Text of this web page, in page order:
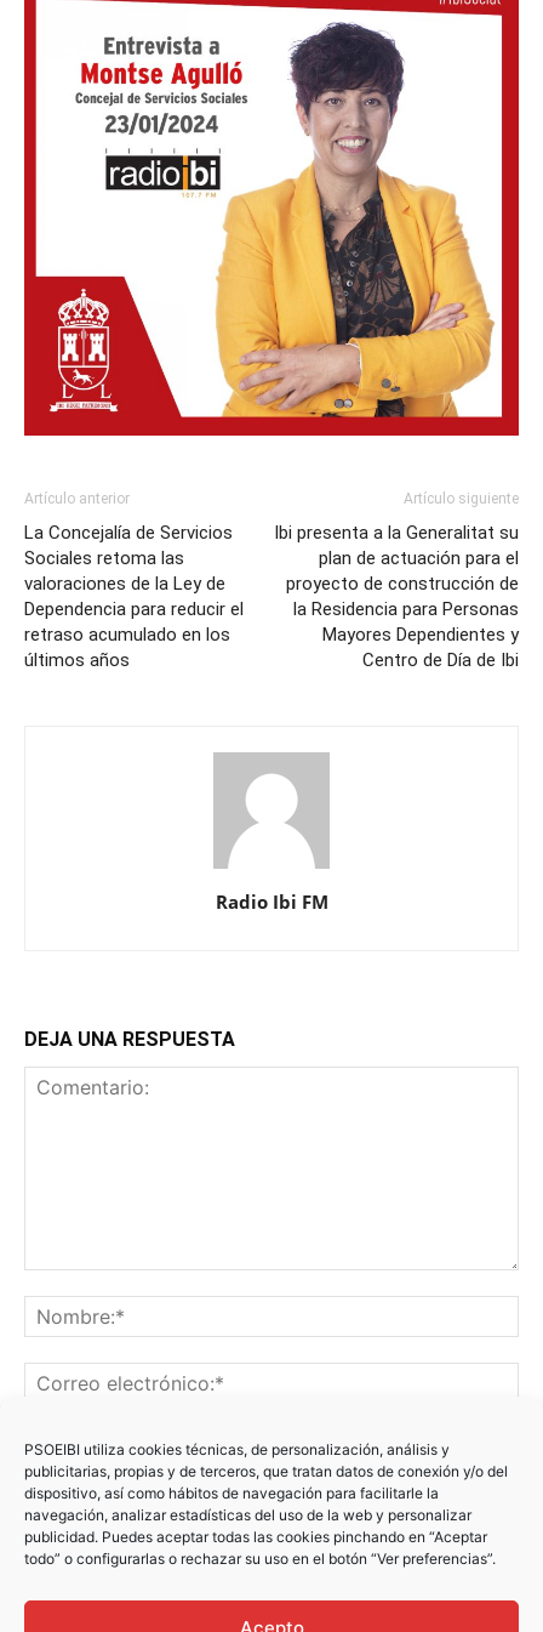
PSOEIBI utiliza cookies técnicas, de personalización, análisis y
publicitarias, propias y de terceros, que tratan datos de conexión y/o del
dispositivo, así como hábitos de navegación para facilitarle la
navegación, analizar estadísticas del uso de la web y personalizar
publicidad. Puedes aceptar todas las cookies pinchando en “Aceptar
todo” o configurarlas o rechazar su uso en el botón “Ver preferencias”.
Acepto
Artículo anterior
La Concejalía de Servicios
Sociales retoma las
valoraciones de la Ley de
Dependencia para reducir el
retraso acumulado en los
últimos años
Artículo siguiente
Ibi presenta a la Generalitat su
plan de actuación para el
proyecto de construcción de
la Residencia para Personas
Mayores Dependientes y
Centro de Día de Ibi
Radio Ibi FM
DEJA UNA RESPUESTA
Recibir un correo electrónico con los siguientes comentarios
a esta entrada.
Recibir un correo electrónico con cada nueva entrada.